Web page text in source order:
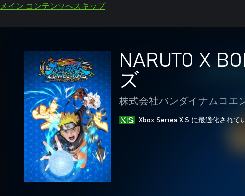
メイン コンテンツへスキップ
NARUTO X
ズ
株式会社バンダイナムコエ
Xbox Series X|S に最適化されて